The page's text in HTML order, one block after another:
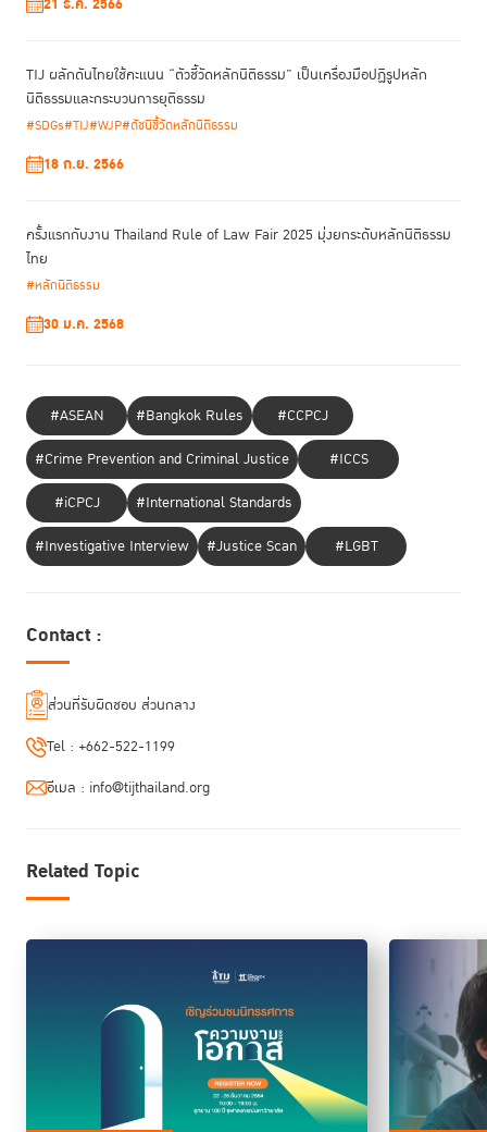
ขัง ตั้งแต่การฝึกอาชีพผู้ต้องขังที่กำลังจะพ้นโทษ โดยนำตัวผู้ต้องขังกลุ่มหนึ่ง
ออกมาช่วยทำงานในฐานะผู้คุมการผลิตในโรงงานเชื่อมโลหะ แบบเช้าไปเย็น
Call Center ให้ผู้ต้องขังเป็นผู้ให้บริการ โดยการโทรศัพท์ออกไปยังลูกค้า
“ก่อนจะให้พวกเขามาช่วยงาน ผมได้เล่าเรื่องบริษัทก่อนว่าเราทำอะไร ถ้ามาทำ
แล้วเขาจะได้อะไรกลับไปบ้าง ผมมีใบประกาศวิชาชีพให้จากกรมพัฒนาฝีมือ
ต้นทุนสูง แต่ก็เป็นการเสี่ยงเพื่อสังคม
TIJ ผลักดันไทยใช้คะแนน “ตัวชี้วัดหลักนิติธรรม” เป็นเครื่องมือปฏิรูปหลัก
นิติธรรมและกระบวนการยุติธรรม
#SDGs#TIJ#WJP#ดัชนีชี้วัดหลักนิติธรรม
18 ก.ย. 2566
ครั้งแรกกับงาน Thailand Rule of Law Fair 2025 มุ่งยกระดับหลักนิติธรรม
ไทย
#หลักนิติธรรม
30 ม.ค. 2568
#ASEAN #Bangkok Rules
#CCPCJ
#Crime Prevention and Criminal Justice
#ICCS
#iCPCJ
#International Standards
#Investigative Interview
#Justice Scan #LGBT
Contact :
ส่วนที่รับผิดชอบ ส่วนกลาง
Tel : +662-522-1199
อีเมล : info@tijthailand.org
Related Topic